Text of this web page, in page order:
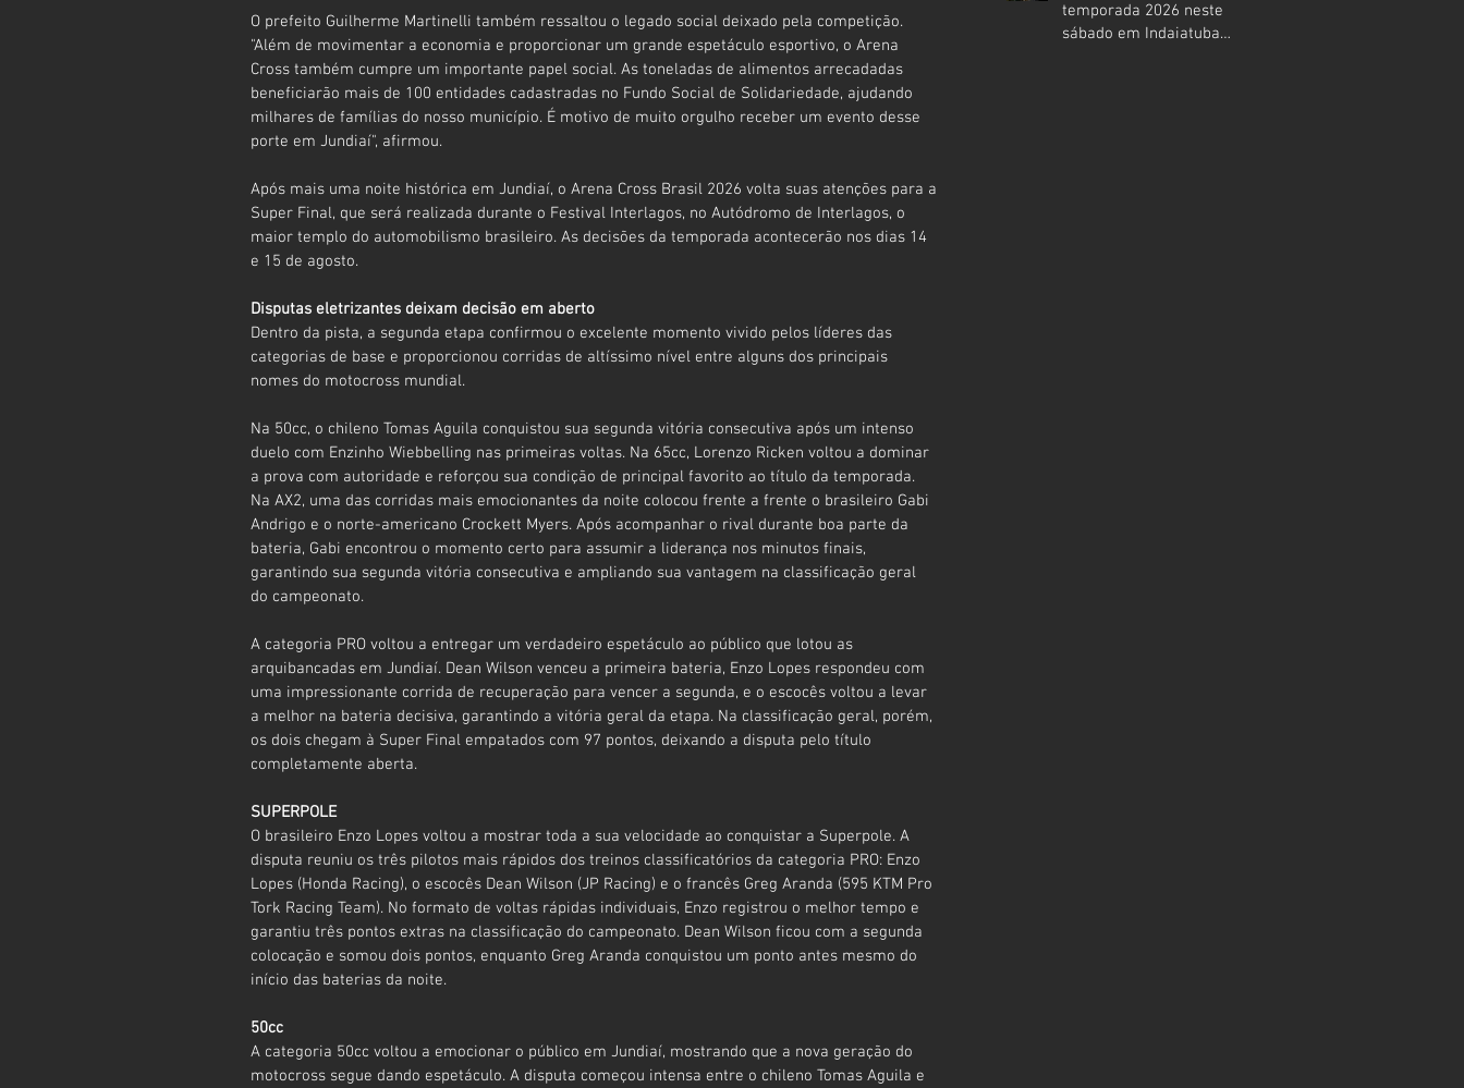
temporada 2026 neste
sábado em Indaiatuba
O prefeito Guilherme Martinelli também ressaltou o legado social deixado pela competição.
"Além de movimentar a economia e proporcionar um grande espetáculo esportivo, o Arena
Cross também cumpre um importante papel social. As toneladas de alimentos arrecadadas
beneficiarão mais de 100 entidades cadastradas no Fundo Social de Solidariedade, ajudando
milhares de famílias do nosso município. É motivo de muito orgulho receber um evento desse
porte em Jundiaí", afirmou.
Após mais uma noite histórica em Jundiaí, o Arena Cross Brasil 2026 volta suas atenções para a
Super Final, que será realizada durante o Festival Interlagos, no Autódromo de Interlagos, o
maior templo do automobilismo brasileiro. As decisões da temporada acontecerão nos dias 14
e 15 de agosto.
Disputas eletrizantes deixam decisão em aberto
Dentro da pista, a segunda etapa confirmou o excelente momento vivido pelos líderes das
categorias de base e proporcionou corridas de altíssimo nível entre alguns dos principais
nomes do motocross mundial.
Na 50cc, o chileno Tomas Aguila conquistou sua segunda vitória consecutiva após um intenso
duelo com Enzinho Wiebbelling nas primeiras voltas. Na 65cc, Lorenzo Ricken voltou a dominar
a prova com autoridade e reforçou sua condição de principal favorito ao título da temporada.
Na AX2, uma das corridas mais emocionantes da noite colocou frente a frente o brasileiro Gabi
Andrigo e o norte-americano Crockett Myers. Após acompanhar o rival durante boa parte da
bateria, Gabi encontrou o momento certo para assumir a liderança nos minutos finais,
garantindo sua segunda vitória consecutiva e ampliando sua vantagem na classificação geral
do campeonato.
A categoria PRO voltou a entregar um verdadeiro espetáculo ao público que lotou as
arquibancadas em Jundiaí. Dean Wilson venceu a primeira bateria, Enzo Lopes respondeu com
uma impressionante corrida de recuperação para vencer a segunda, e o escocês voltou a levar
a melhor na bateria decisiva, garantindo a vitória geral da etapa. Na classificação geral, porém,
os dois chegam à Super Final empatados com 97 pontos, deixando a disputa pelo título
completamente aberta.
SUPERPOLE
O brasileiro Enzo Lopes voltou a mostrar toda a sua velocidade ao conquistar a Superpole. A
disputa reuniu os três pilotos mais rápidos dos treinos classificatórios da categoria PRO: Enzo
Lopes (Honda Racing), o escocês Dean Wilson (JP Racing) e o francês Greg Aranda (595 KTM Pro
Tork Racing Team). No formato de voltas rápidas individuais, Enzo registrou o melhor tempo e
garantiu três pontos extras na classificação do campeonato. Dean Wilson ficou com a segunda
colocação e somou dois pontos, enquanto Greg Aranda conquistou um ponto antes mesmo do
início das baterias da noite.
50cc
A categoria 50cc voltou a emocionar o público em Jundiaí, mostrando que a nova geração do
motocross segue dando espetáculo. A disputa começou intensa entre o chileno Tomas Aguila e